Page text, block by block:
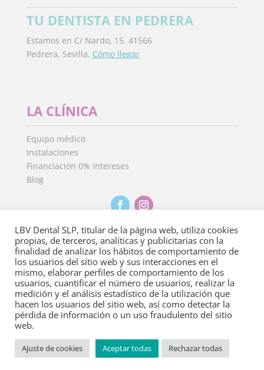
TU DENTISTA EN PEDRERA
Estamos en C/ Nardo, 15. 41566
Pedrera, Sevilla. Cómo llegar
LA CLÍNICA
Equipo médico
Instalaciones
Financiación 0% intereses
Blog
Aviso Legal·Política de Privacidad·Política de
cookies
Copyright 2022©Clínica Dental Isdent. Todos los derechos
reservados.
LBV Dental SLP, titular de la página web, utiliza cookies
propias, de terceros, analíticas y publicitarias con la
finalidad de analizar los hábitos de comportamiento de
los usuarios del sitio web y sus interacciones en el
mismo, elaborar perfiles de comportamiento de los
usuarios, cuantificar el número de usuarios, realizar la
medición y el análisis estadístico de la utilización que
hacen los usuarios del sitio web, así como detectar la
pérdida de información o un uso fraudulento del sitio
web.
Ajuste de cookies Aceptar todas Rechazar todas